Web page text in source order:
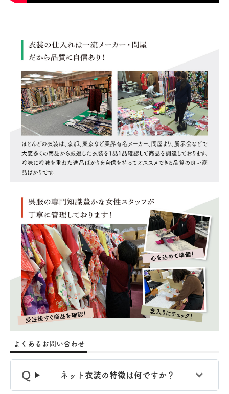
よくあるお問い合わせ
ネット衣装の特徴は何ですか？